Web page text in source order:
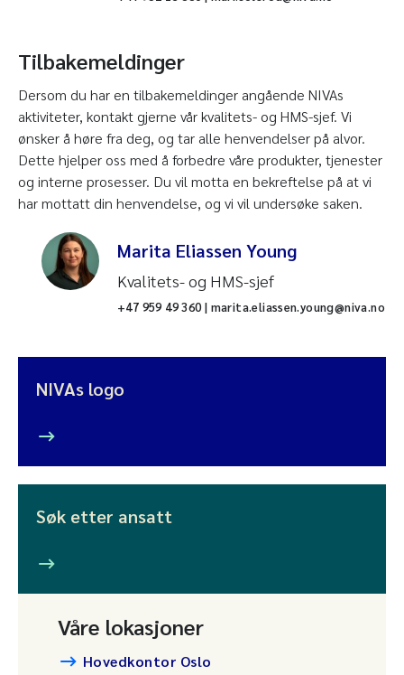
Tilbakemeldinger
Dersom du har en tilbakemeldinger angående NIVAs
aktiviteter, kontakt gjerne vår kvalitets- og HMS-sjef. Vi
ønsker å høre fra deg, og tar alle henvendelser på alvor.
Dette hjelper oss med å forbedre våre produkter, tjenester
og interne prosesser. Du vil motta en bekreftelse på at vi
har mottatt din henvendelse, og vi vil undersøke saken.
Marita Eliassen Young
Kvalitets- og HMS-sjef
+47 959 49 360 | marita.eliassen.young@niva.no
NIVAs logo
Søk etter ansatt
Våre lokasjoner
Hovedkontor Oslo